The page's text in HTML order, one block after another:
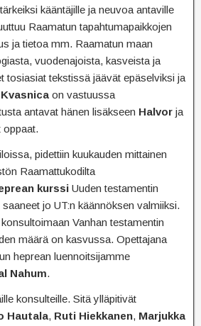
kääntäjille ja neuvoa antaville
Raamatun tapahtumapaikkojen
ja tietoa mm. Raamatun maan
vuodenajoista, kasveista ja
tosiasiat tekstissä jäävät epäselviksi ja
on vastuussa
antavat hänen lisäkseen Halvor ja
oppaat.
pidettiin kuukauden mittainen
Raamattukodilta
kurssi Uuden testamentin
jo UT:n käännöksen valmiiksi.
Vanhan testamentin
määrä on kasvussa. Opettajana
heprean luennoitsijamme
Nahum.
konsulteille. Sitä ylläpitivät
Hautala, Ruti Hiekkanen, Marjukka